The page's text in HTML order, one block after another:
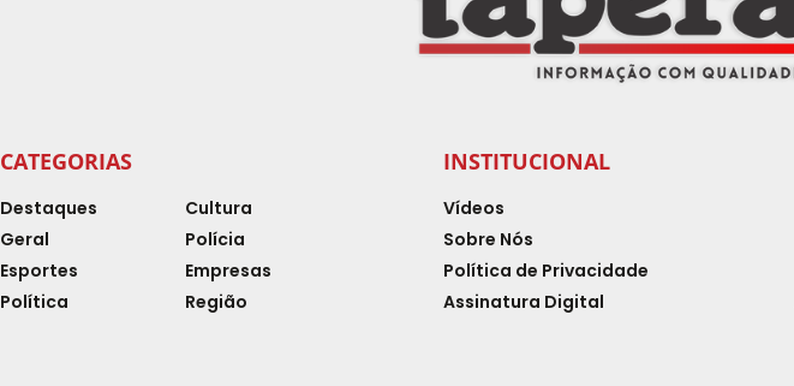
CATEGORIAS
Destaques
Geral
Esportes
Política
Cultura
Polícia
Empresas
Região
INSTITUCIONAL
Vídeos
Sobre Nós
Política de Privacidade
Assinatura Digital